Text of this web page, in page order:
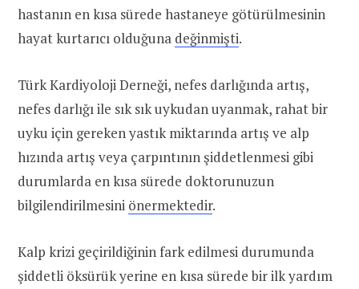
hastanın en kısa sürede hastaneye götürülmesinin
hayat kurtarıcı olduğuna değinmişti.
Türk Kardiyoloji Derneği, nefes darlığında artış,
nefes darlığı ile sık sık uykudan uyanmak, rahat bir
uyku için gereken yastık miktarında artış ve alp
hızında artış veya çarpıntının şiddetlenmesi gibi
durumlarda en kısa sürede doktorunuzun
bilgilendirilmesini önermektedir.
Kalp krizi geçirildiğinin fark edilmesi durumunda
şiddetli öksürük yerine en kısa sürede bir ilk yardım